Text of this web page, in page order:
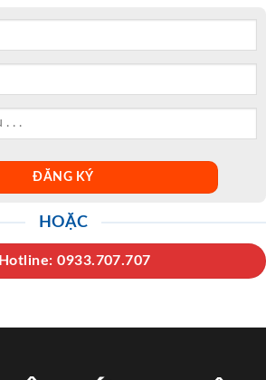
HOẶC
Hotline: 0933.707.707